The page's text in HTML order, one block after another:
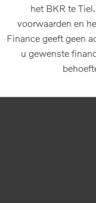
het BKR te
voorwaarden en
Finance geeft geen
u gewenste